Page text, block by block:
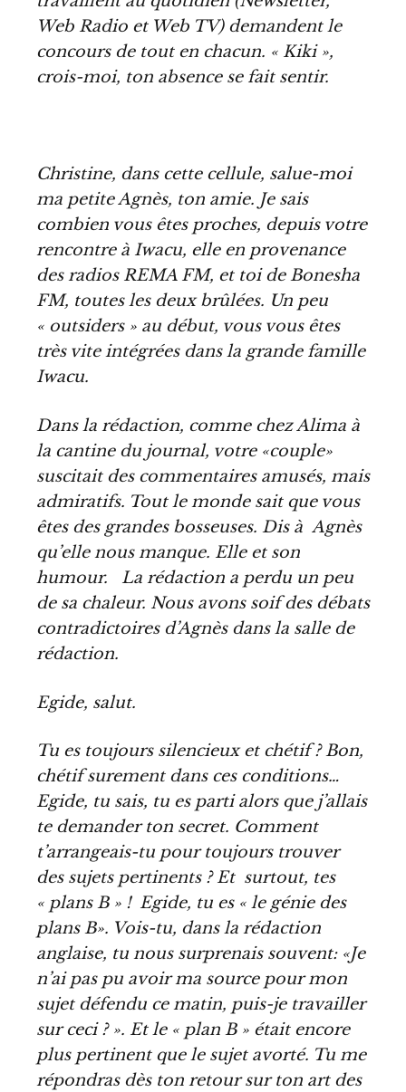
Web Radio et Web TV) demandent le
concours de tout en chacun. « Kiki »,
crois-moi, ton absence se fait sentir.
Christine, dans cette cellule, salue-moi
ma petite Agnès, ton amie. Je sais
combien vous êtes proches, depuis votre
rencontre à Iwacu, elle en provenance
des radios REMA FM, et toi de Bonesha
FM, toutes les deux brûlées. Un peu
« outsiders » au début, vous vous êtes
très vite intégrées dans la grande famille
Iwacu.
Dans la rédaction, comme chez Alima à
la cantine du journal, votre «couple»
suscitait des commentaires amusés, mais
admiratifs. Tout le monde sait que vous
êtes des grandes bosseuses. Dis à Agnès
qu’elle nous manque. Elle et son
humour. La rédaction a perdu un peu
de sa chaleur. Nous avons soif des débats
contradictoires d’Agnès dans la salle de
rédaction.
Egide, salut.
Tu es toujours silencieux et chétif ? Bon,
chétif surement dans ces conditions…
Egide, tu sais, tu es parti alors que j’allais
te demander ton secret. Comment
t’arrangeais-tu pour toujours trouver
des sujets pertinents ? Et surtout, tes
« plans B » ! Egide, tu es « le génie des
plans B». Vois-tu, dans la rédaction
anglaise, tu nous surprenais souvent: «Je
n’ai pas pu avoir ma source pour mon
sujet défendu ce matin, puis-je travailler
sur ceci ? ». Et le « plan B » était encore
plus pertinent que le sujet avorté. Tu me
répondras dès ton retour sur ton art des